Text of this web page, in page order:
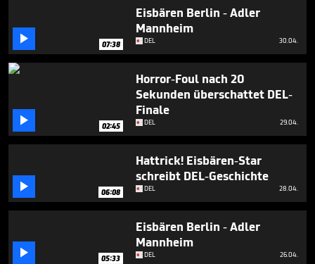
11
seconds
 07:38
Eisbären Berlin - Adler
Mannheim
DEL 30.04.
 02:45
Horror-Foul nach 20
Sekunden überschattet DEL-
Finale
DEL 29.04.
 06:08
Hattrick! Eisbären-Star
schreibt DEL-Geschichte
DEL 28.04.
 05:33
Eisbären Berlin - Adler
Mannheim
DEL 26.04.